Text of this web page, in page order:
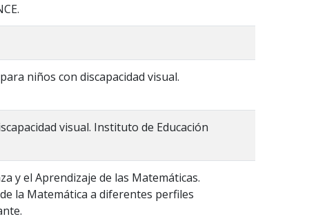
niños con discapacidad visual.
visual. Instituto de Educación
y el Aprendizaje de las Matemáticas.
la Matemática a diferentes perfiles